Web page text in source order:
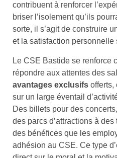
contribuent à renforcer
briser l’isolement qu’ils
sorte, il s’agit de construire
et la satisfaction personnelle
Le CSE Bastide se renforce
répondre aux attentes des
avantages exclusifs offerts,
sur un large éventail
Des billets pour des
des parcs d’attractions à
des bénéfices que les
adhésion au CSE. Ce type